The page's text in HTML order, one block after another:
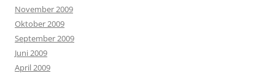
November 2009
Oktober 2009
September 2009
Juni 2009
April 2009